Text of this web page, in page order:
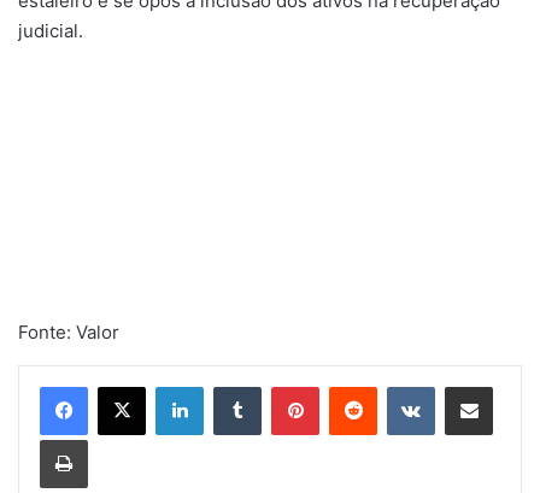
judicial.
Fonte: Valor
LinkedinTumblr PinterestReddit VK Compartilhar via e-mail
Imprimir